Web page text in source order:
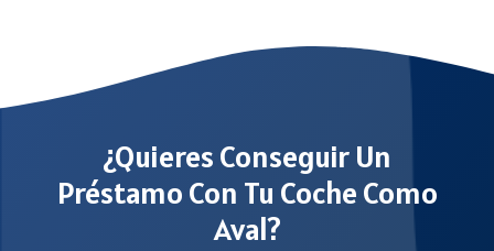
¿Quieres Conseguir Un
Préstamo Con Tu Coche Como
Aval?